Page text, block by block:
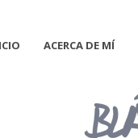
ACERCA DE MÍ